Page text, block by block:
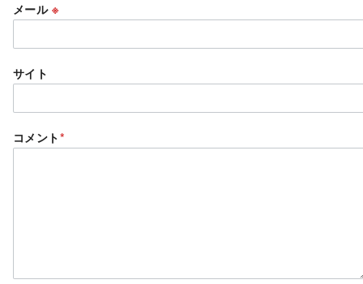
メール ※
サイト
コメント*